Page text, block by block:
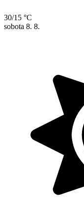
30/15 °C
sobota 8. 8.